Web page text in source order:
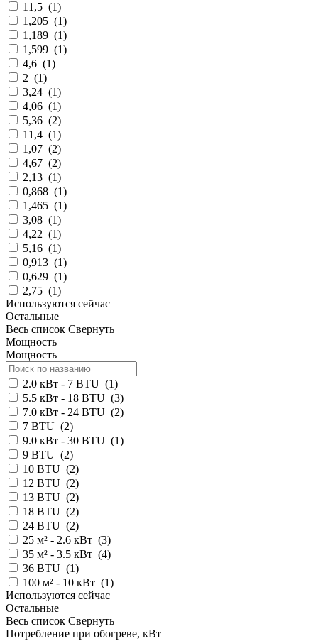
11,5 (1)
1,205 (1)
1,189 (1)
1,599 (1)
4,6 (1)
2 (1)
3,24 (1)
4,06 (1)
5,36 (2)
11,4 (1)
1,07 (2)
4,67 (2)
2,13 (1)
0,868 (1)
1,465 (1)
3,08 (1)
4,22 (1)
5,16 (1)
0,913 (1)
0,629 (1)
2,75 (1)
Используются сейчас
Остальные
Весь список Свернуть
Мощность
Мощность
2.0 кВт - 7 BTU (1)
5.5 кВт - 18 BTU (3)
7.0 кВт - 24 BTU (2)
7 BTU (2)
9.0 кВт - 30 BTU (1)
9 BTU (2)
10 BTU (2)
12 BTU (2)
13 BTU (2)
18 BTU (2)
24 BTU (2)
25 м² - 2.6 кВт (3)
35 м² - 3.5 кВт (4)
36 BTU (1)
100 м² - 10 кВт (1)
Используются сейчас
Остальные
Весь список Свернуть
Потребление при обогреве, кВт